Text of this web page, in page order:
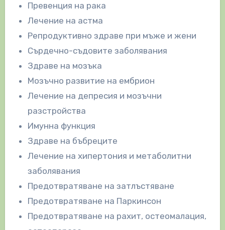
Превенция на рака
Лечение на астма
Репродуктивно здраве при мъже и жени
Сърдечно-съдовите заболявания
Здраве на мозъка
Мозъчно развитие на ембрион
Лечение на депресия и мозъчни
разстройства
Имунна функция
Здраве на бъбреците
Лечение на хипертония и метаболитни
заболявания
Предотвратяване на затлъстяване
Предотвратяване на Паркинсон
Предотвратяване на рахит, остеомалация,